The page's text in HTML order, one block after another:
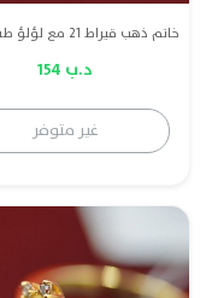
د.ب 154
غير متوفر